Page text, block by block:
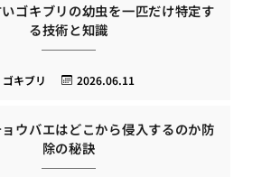
ゴキブリの幼虫を一匹だけ特定す
る技術と知識
2026.06.11
ゴキブリ
ウバエはどこから侵入するのか防
除の秘訣